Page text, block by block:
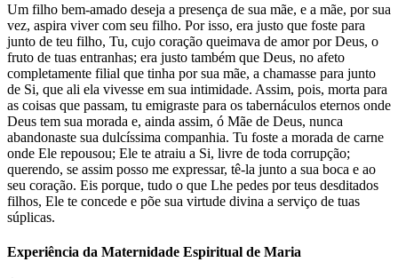
Um filho bem-amado deseja a presença de sua mãe, e a mãe, por sua
vez, aspira viver com seu filho. Por isso, era justo que foste para
junto de teu filho, Tu, cujo coração queimava de amor por Deus, o
fruto de tuas entranhas; era justo também que Deus, no afeto
completamente filial que tinha por sua mãe, a chamasse para junto
de Si, que ali ela vivesse em sua intimidade. Assim, pois, morta para
as coisas que passam, tu emigraste para os tabernáculos eternos onde
Deus tem sua morada e, ainda assim, ó Mãe de Deus, nunca
abandonaste sua dulcíssima companhia. Tu foste a morada de carne
onde Ele repousou; Ele te atraiu a Si, livre de toda corrupção;
querendo, se assim posso me expressar, tê-la junto a sua boca e ao
seu coração. Eis porque, tudo o que Lhe pedes por teus desditados
filhos, Ele te concede e põe sua virtude divina a serviço de tuas
súplicas.
Experiência da Maternidade Espiritual de Maria